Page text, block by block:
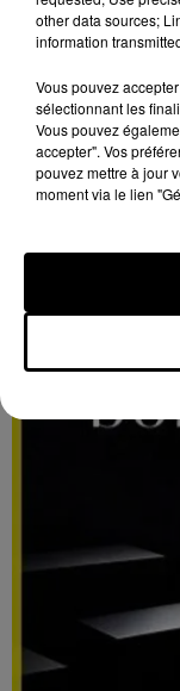
13h28
CHARTRES -
NOIRE
à Chartres (10
other data sources;
information
Vous pouvez
sélectionnant les
Vous pouvez
accepter". Vos
pouvez mettre à jour
moment via le lien